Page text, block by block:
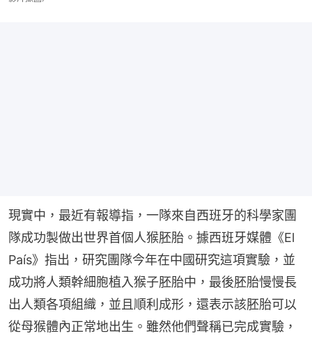
現實中，最近有報導指，一隊來自西班牙的科學家團
隊成功製做出世界首個人猴胚胎。據西班牙媒體《El
País》指出，研究團隊今年在中國研究這項實驗，並
成功將人類幹細胞植入猴子胚胎中，最後胚胎慢慢長
出人類各項組織，並且順利成形，還表示該胚胎可以
從母猴體內正常地出生。雖然他們聲稱已完成實驗，